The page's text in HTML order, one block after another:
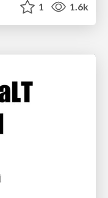
1 1.6k